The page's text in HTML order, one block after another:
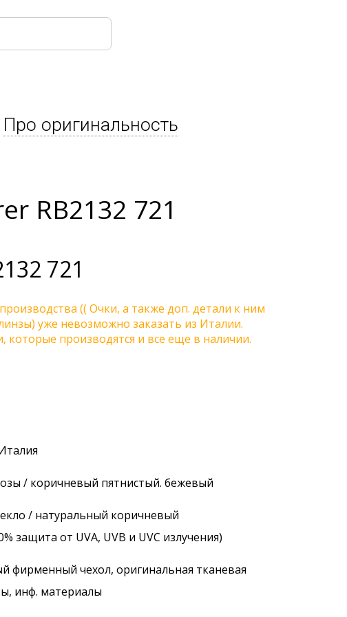
Про оригинальность
RB2132 721
721
(( Очки, а также доп. детали к ним
уже невозможно заказать из Италии.
производятся и все еще в наличии.
/ коричневый пятнистый. бежевый
/ натуральный коричневый
защита от UVA, UVB и UVC излучения)
фирменный чехол, оригинальная тканевая
инф. материалы